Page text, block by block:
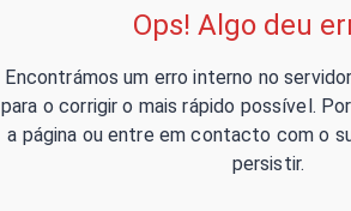
Ops! Algo deu
Encontrámos um erro interno no
para o corrigir o mais rápido possível.
a página ou entre em contacto com o
persistir.